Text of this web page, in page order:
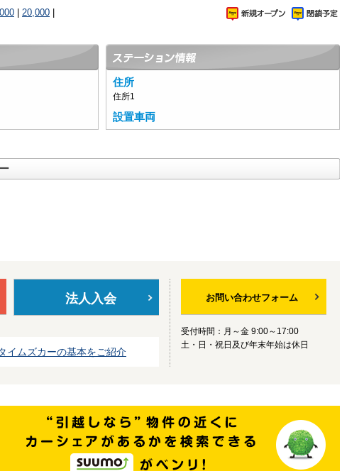
20,000
住所
住所1
設置車両
法人入会
イムズカーの基本をご紹介
お問い合わせフォーム
受付時間：月～金 9:00～17:00
土・日・祝日及び年末年始は休日